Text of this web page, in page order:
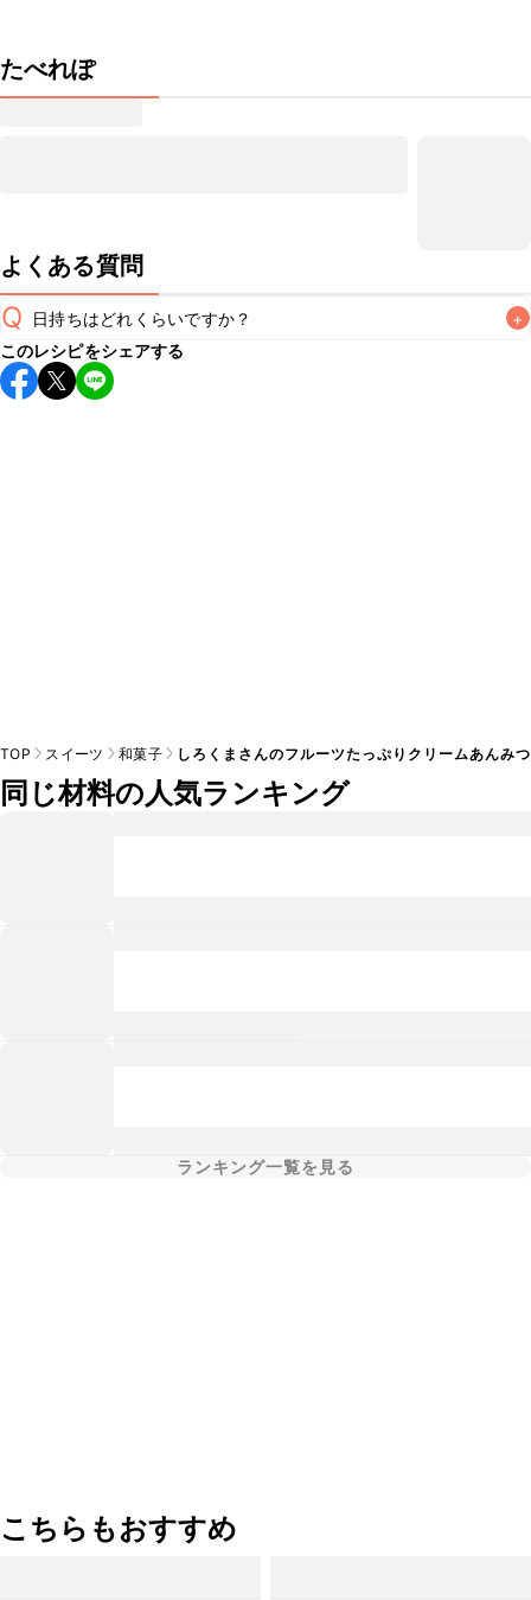
たべれぽ
よくある質問
Q 日持ちはどれくらいですか？ +
こちらのレシピは出来たてをお召し上がりいただくことをお
すすめします。
このレシピをシェアする
TOP スイーツ 和菓子 しろくまさんのフルーツたっぷりクリームあんみつ
同じ材料の人気ランキング
ランキング一覧を見る
こちらもおすすめ